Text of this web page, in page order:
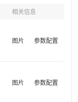
相关信息
图片 参数配置
图片 参数配置